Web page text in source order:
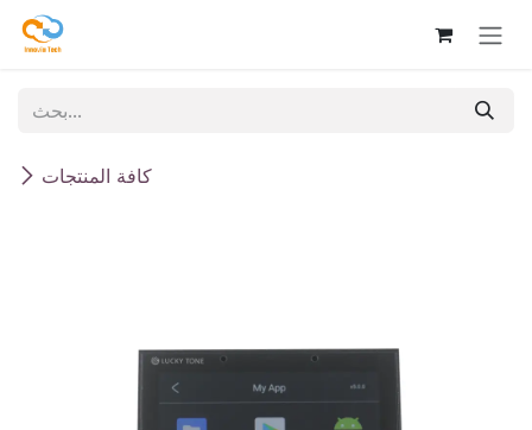
تخطي للذهاب إلى المحتوى
كافة المنتجات